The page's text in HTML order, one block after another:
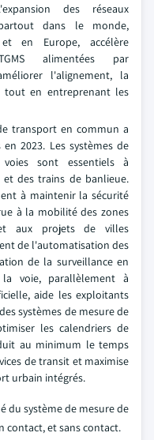
des réseaux
dans le monde,
en Europe, accélère
alimentées par
l'alignement, la
tout en entreprenant les
transport en commun a
2023. Les systèmes de
sont essentiels à
des trains de banlieue.
à maintenir la sécurité
à la mobilité des zones
et aux projets de villes
de l'automatisation des
de la surveillance en
voie, parallèlement à
aide les exploitants
systèmes de mesure de
les calendriers de
au minimum le temps
de transit et maximise
urbain intégrés.
du système de mesure de
contact, et sans contact.